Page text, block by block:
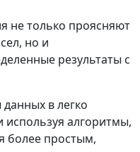
не только проясняют
но и
результаты с
в легко
алгоритмы,
более простым,